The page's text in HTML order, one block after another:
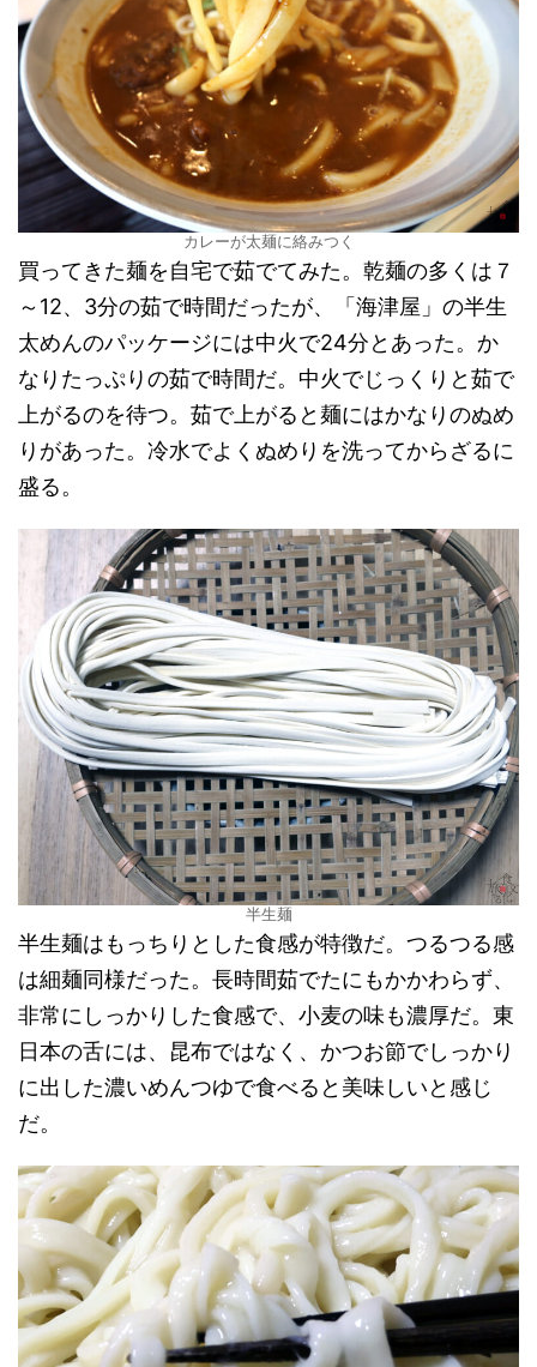
カレーが太麺に絡みつく
買ってきた麺を自宅で茹でてみた。乾麺の多くは７
～12、3分の茹で時間だったが、「海津屋」の半生
太めんのパッケージには中火で24分とあった。か
なりたっぷりの茹で時間だ。中火でじっくりと茹で
上がるのを待つ。茹で上がると麺にはかなりのぬめ
りがあった。冷水でよくぬめりを洗ってからざるに
盛る。
半生麺
半生麺はもっちりとした食感が特徴だ。つるつる感
は細麺同様だった。長時間茹でたにもかかわらず、
非常にしっかりした食感で、小麦の味も濃厚だ。東
日本の舌には、昆布ではなく、かつお節でしっかり
に出した濃いめんつゆで食べると美味しいと感じ
だ。